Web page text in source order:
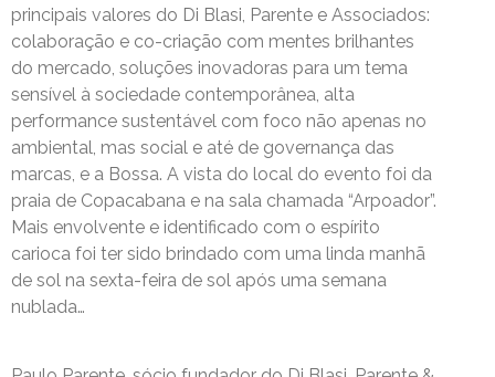
principais valores do Di Blasi, Parente e Associados:
colaboração e co-criação com mentes brilhantes
do mercado, soluções inovadoras para um tema
sensível à sociedade contemporânea, alta
performance sustentável com foco não apenas no
ambiental, mas social e até de governança das
marcas, e a Bossa. A vista do local do evento foi da
praia de Copacabana e na sala chamada “Arpoador”.
Mais envolvente e identificado com o espírito
carioca foi ter sido brindado com uma linda manhã
de sol na sexta-feira de sol após uma semana
nublada…